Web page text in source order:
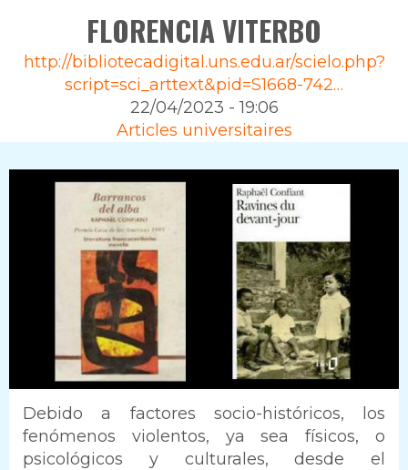
FLORENCIA VITERBO
Source
http://bibliotecadigital.uns.edu.ar/scielo.php?
script=sci_arttext&pid=S1668-742…
22/04/2023 - 19:06
Articles universitaires
Intro
Debido a factores socio-históricos, los
fenómenos violentos, ya sea físicos, o
psicológicos y culturales, desde el